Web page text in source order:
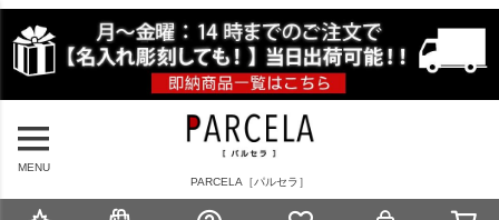
MENU
PARCELA［パルセラ］